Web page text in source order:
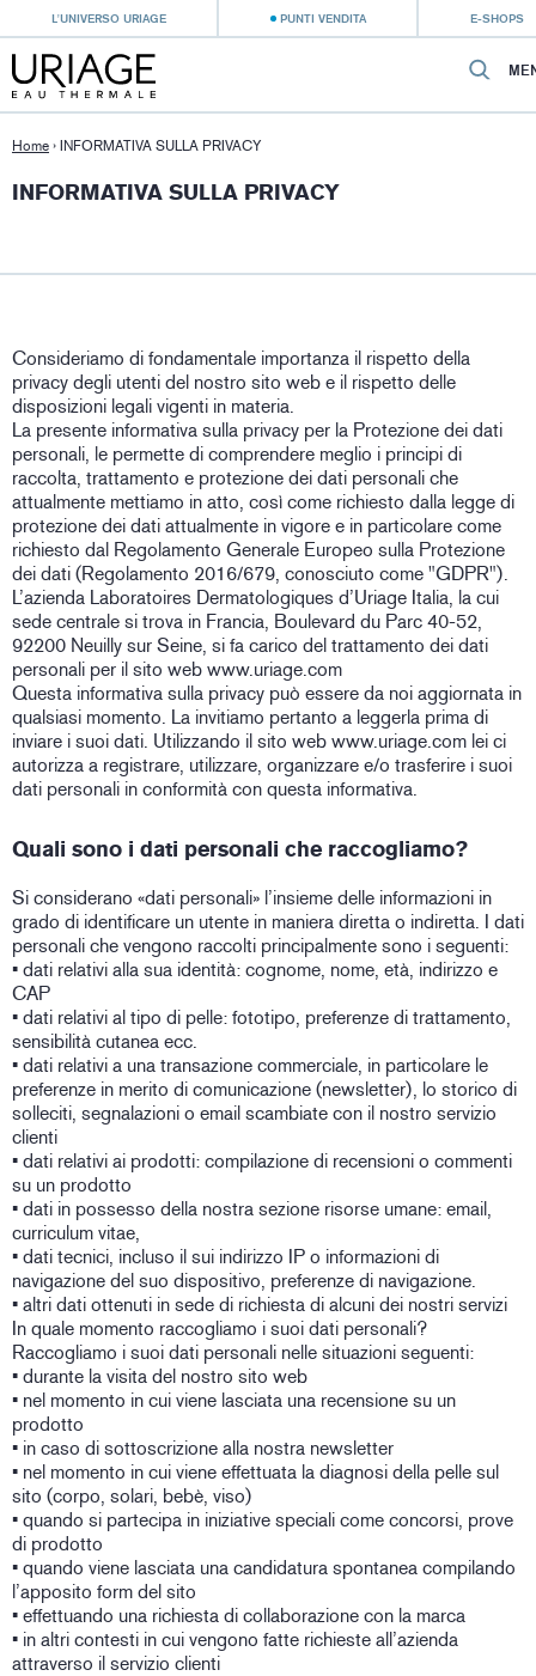
L'UNIVERSO URIAGE PUNTI VENDITA E-SHOPS
Home › INFORMATIVA SULLA PRIVACY
INFORMATIVA SULLA PRIVACY
Consideriamo di fondamentale importanza il rispetto della
privacy degli utenti del nostro sito web e il rispetto delle
disposizioni legali vigenti in materia.
La presente informativa sulla privacy per la Protezione dei dati
personali, le permette di comprendere meglio i principi di
raccolta, trattamento e protezione dei dati personali che
attualmente mettiamo in atto, così come richiesto dalla legge di
protezione dei dati attualmente in vigore e in particolare come
richiesto dal Regolamento Generale Europeo sulla Protezione
dei dati (Regolamento 2016/679, conosciuto come "GDPR").
L’azienda Laboratoires Dermatologiques d’Uriage Italia, la cui
sede centrale si trova in Francia, Boulevard du Parc 40-52,
92200 Neuilly sur Seine, si fa carico del trattamento dei dati
personali per il sito web www.uriage.com
Questa informativa sulla privacy può essere da noi aggiornata in
qualsiasi momento. La invitiamo pertanto a leggerla prima di
inviare i suoi dati. Utilizzando il sito web www.uriage.com lei ci
autorizza a registrare, utilizzare, organizzare e/o trasferire i suoi
dati personali in conformità con questa informativa.
Quali sono i dati personali che raccogliamo?
Si considerano «dati personali» l’insieme delle informazioni in
grado di identificare un utente in maniera diretta o indiretta. I dati
personali che vengono raccolti principalmente sono i seguenti:
• dati relativi alla sua identità: cognome, nome, età, indirizzo e
CAP
• dati relativi al tipo di pelle: fototipo, preferenze di trattamento,
sensibilità cutanea ecc.
• dati relativi a una transazione commerciale, in particolare le
preferenze in merito di comunicazione (newsletter), lo storico di
solleciti, segnalazioni o email scambiate con il nostro servizio
clienti
• dati relativi ai prodotti: compilazione di recensioni o commenti
su un prodotto
• dati in possesso della nostra sezione risorse umane: email,
curriculum vitae,
• dati tecnici, incluso il sui indirizzo IP o informazioni di
navigazione del suo dispositivo, preferenze di navigazione.
• altri dati ottenuti in sede di richiesta di alcuni dei nostri servizi
In quale momento raccogliamo i suoi dati personali?
Raccogliamo i suoi dati personali nelle situazioni seguenti:
• durante la visita del nostro sito web
• nel momento in cui viene lasciata una recensione su un
prodotto
• in caso di sottoscrizione alla nostra newsletter
• nel momento in cui viene effettuata la diagnosi della pelle sul
sito (corpo, solari, bebè, viso)
• quando si partecipa in iniziative speciali come concorsi, prove
di prodotto
• quando viene lasciata una candidatura spontanea compilando
l’apposito form del sito
• effettuando una richiesta di collaborazione con la marca
• in altri contesti in cui vengono fatte richieste all’azienda
attraverso il servizio clienti